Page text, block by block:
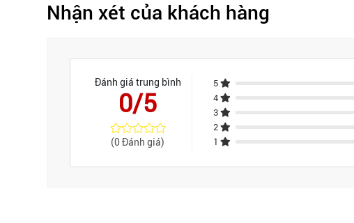
Nhận xét của khách hàng
Đánh giá trung bình
0/5
(0 Đánh giá)
5
4
3
2
1